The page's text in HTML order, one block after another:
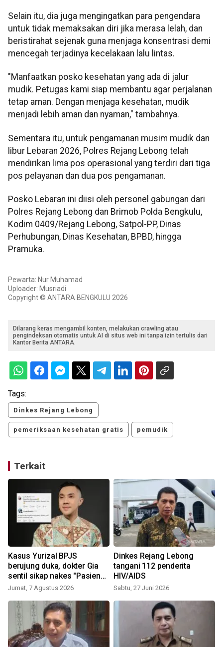
Selain itu, dia juga mengingatkan para pengendara
untuk tidak memaksakan diri jika merasa lelah, dan
beristirahat sejenak guna menjaga konsentrasi demi
mencegah terjadinya kecelakaan lalu lintas.
"Manfaatkan posko kesehatan yang ada di jalur
mudik. Petugas kami siap membantu agar perjalanan
tetap aman. Dengan menjaga kesehatan, mudik
menjadi lebih aman dan nyaman," tambahnya.
Sementara itu, untuk pengamanan musim mudik dan
libur Lebaran 2026, Polres Rejang Lebong telah
mendirikan lima pos operasional yang terdiri dari tiga
pos pelayanan dan dua pos pengamanan.
Posko Lebaran ini diisi oleh personel gabungan dari
Polres Rejang Lebong dan Brimob Polda Bengkulu,
Kodim 0409/Rejang Lebong, Satpol-PP, Dinas
Perhubungan, Dinas Kesehatan, BPBD, hingga
Pramuka.
Pewarta: Nur Muhamad
Uploader: Musriadi
Copyright © ANTARA BENGKULU 2026
Dilarang keras mengambil konten, melakukan crawling atau
pengindeksan otomatis untuk AI di situs web ini tanpa izin tertulis dari
Kantor Berita ANTARA.
Tags:
Dinkes Rejang Lebong
pemeriksaan kesehatan gratis pemudik
Terkait
Kasus Yurizal BPJS
berujung duka, dokter Gia
sentil sikap nakes "Pasien
kan enggak tahu semua itu"
Jumat, 7 Agustus 2026
Dinkes Rejang Lebong
tangani 112 penderita
HIV/AIDS
Sabtu, 27 Juni 2026